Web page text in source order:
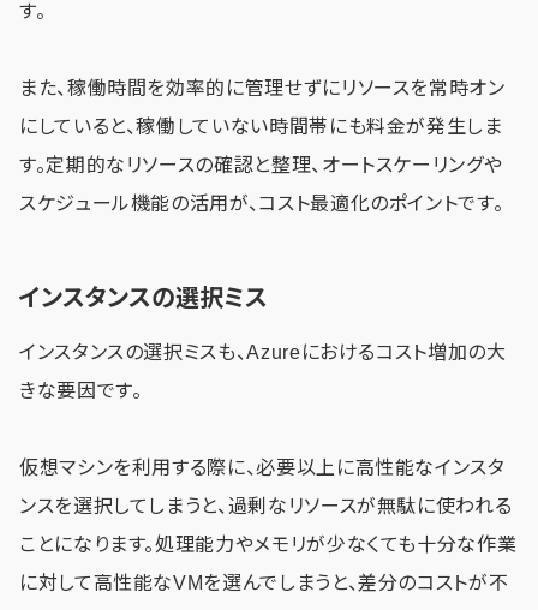
す。
また、稼働時間を効率的に管理せずにリソースを常時オン
にしていると、稼働していない時間帯にも料金が発生しま
す。定期的なリソースの確認と整理、オートスケーリングや
スケジュール機能の活用が、コスト最適化のポイントです。
インスタンスの選択ミス
インスタンスの選択ミスも、Azureにおけるコスト増加の大
きな要因です。
仮想マシンを利用する際に、必要以上に高性能なインスタ
ンスを選択してしまうと、過剰なリソースが無駄に使われる
ことになります。処理能力やメモリが少なくても十分な作業
に対して高性能なVMを選んでしまうと、差分のコストが不